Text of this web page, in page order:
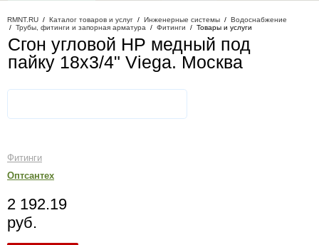
RMNT.RU / Каталог товаров и услуг / Инженерные системы / Водоснабжение
/ Трубы, фитинги и запорная арматура / Фитинги / Товары и услуги
Сгон угловой НР медный под
пайку 18х3/4" Viega. Москва
Фитинги
Оптсантех
2 192.19
руб.